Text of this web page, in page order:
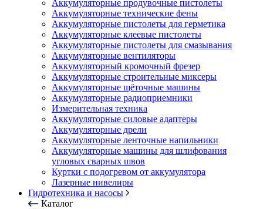
Аккумуляторные продувочные пистолеты
Аккумуляторные технические фены
Аккумуляторные пистолеты для герметика
Аккумуляторные клеевые пистолеты
Аккумуляторные пистолеты для смазывания
Аккумуляторные вентиляторы
Аккумуляторный кромочный фрезер
Аккумуляторные строительные миксеры
Аккумуляторные щёточные машины
Аккумуляторные радиоприемники
Измерительная техника
Аккумуляторные силовые адаптеры
Аккумуляторные дрели
Аккумуляторные ленточные напильники
Аккумуляторные машины для шлифования
угловых сварных швов
Куртки с подогревом от аккумулятора
Лазерные нивелиры
Гидротехника и насосы
Каталог